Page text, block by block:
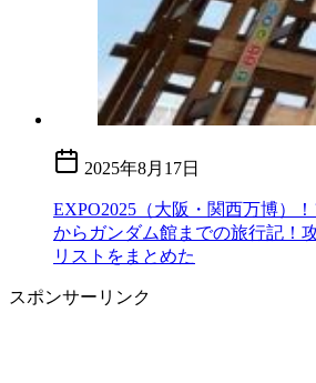
2025年8月17日
EXPO2025（大阪・関西万博）
からガンダム館までの旅行記！
リストをまとめた
スポンサーリンク